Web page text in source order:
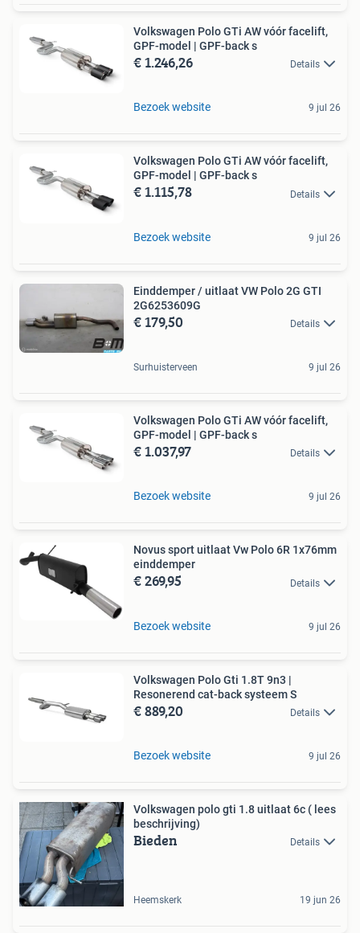
Volkswagen Polo GTi AW vóór facelift,
GPF-model | GPF-back s
€ 1.246,26 Details
Bezoek website 9 jul 26
Volkswagen Polo GTi AW vóór facelift,
GPF-model | GPF-back s
€ 1.115,78 Details
Bezoek website 9 jul 26
Einddemper / uitlaat VW Polo 2G GTI
2G6253609G
€ 179,50 Details
Surhuisterveen 9 jul 26
Volkswagen Polo GTi AW vóór facelift,
GPF-model | GPF-back s
€ 1.037,97 Details
Bezoek website 9 jul 26
Novus sport uitlaat Vw Polo 6R 1x76mm
einddemper
€ 269,95 Details
Bezoek website 9 jul 26
Volkswagen Polo Gti 1.8T 9n3 |
Resonerend cat-back systeem S
€ 889,20 Details
Bezoek website 9 jul 26
Volkswagen polo gti 1.8 uitlaat 6c ( lees
beschrijving)
Bieden Details
Heemskerk 19 jun 26